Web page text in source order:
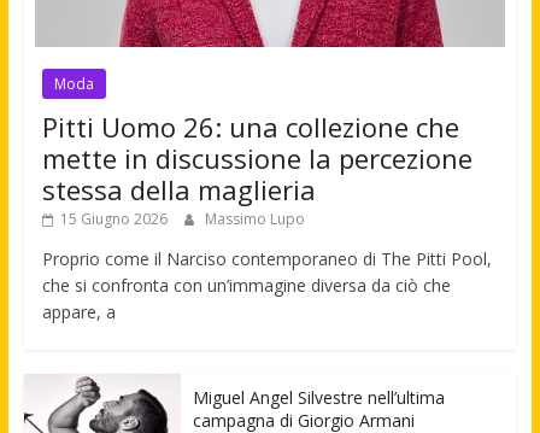
Moda
Pitti Uomo 26: una collezione che
mette in discussione la percezione
stessa della maglieria
15 Giugno 2026 Massimo Lupo
Proprio come il Narciso contemporaneo di The Pitti Pool,
che si confronta con un’immagine diversa da ciò che
appare, a
Miguel Angel Silvestre nell’ultima
campagna di Giorgio Armani